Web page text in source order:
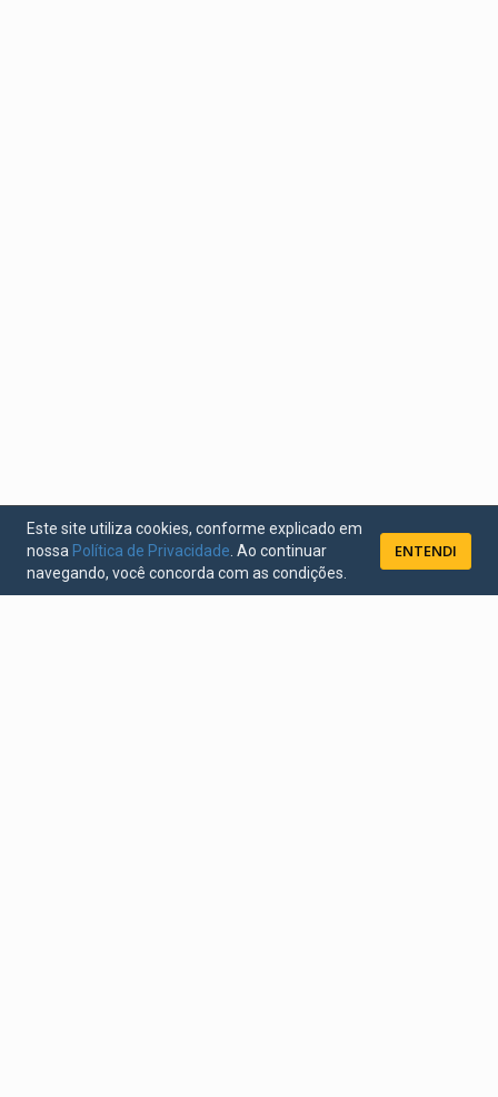
Este site utiliza cookies, conforme explicado em
nossa Política de Privacidade . Ao continuar
navegando, você concorda com as condições.
ENTENDI